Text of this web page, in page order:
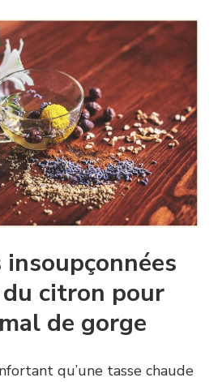
citron pour
de gorge
qu’une tasse chaude